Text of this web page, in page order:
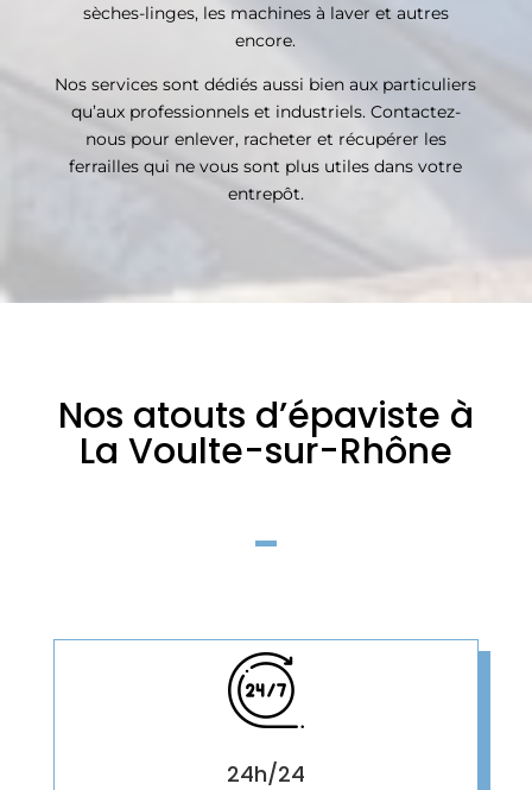
sèches-linges, les machines à laver et autres
encore.
Nos services sont dédiés aussi bien aux particuliers
qu’aux professionnels et industriels. Contactez-
nous pour enlever, racheter et récupérer les
ferrailles qui ne vous sont plus utiles dans votre
entrepôt.
Nos atouts d’épaviste à
La Voulte-sur-Rhône
24h/24